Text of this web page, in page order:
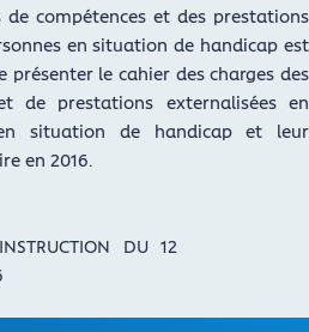
compétences et des prestations
en situation de handicap est
présenter le cahier des charges des
de prestations externalisées en
situation de handicap et leur
en 2016.